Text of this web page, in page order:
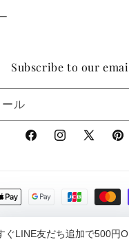
Subscribe to our
ール
FacebookInstagram
X
通販サイト｜RUDGE（ラッジ）
ポリシー
返金ポリシー 利用